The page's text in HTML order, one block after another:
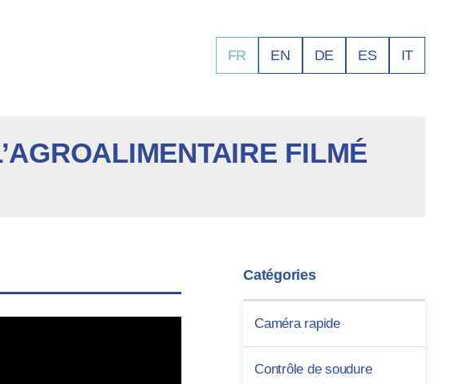
FR EN DE ES IT
FILMÉ
Catégories
Caméra rapide
Contrôle de soudure